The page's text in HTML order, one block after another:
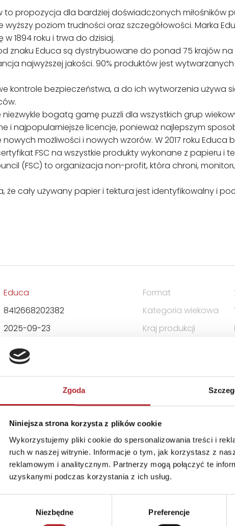
Zgoda
Niniejsza strona korzysta z plików cookie
Wykorzystujemy pliki cookie do spersonalizowania treści i
ruch w naszej witrynie. Informacje o tym, jak korzystasz z
reklamowym i analitycznym. Partnerzy mogą połączyć te
uzyskanymi podczas korzystania z ich usług.
Niezbędne Preferencje
to propozycja dla bardziej doświadczonych miłośników
wyższy poziom trudności oraz szczegółowości. Marka
1894 roku i trwa do dzisiaj.
znaku Educa są dystrybuowane do ponad 75 krajów na
najwyższej jakości. 90% produktów jest
kontrole bezpieczeństwa, a do ich wytworzenia używa
bogatą gamę puzzli dla wszystkich grup
i najpopularniejsze licencje, ponieważ najlepszym
możliwości i nowych wzorów. W 2017 roku Educa
FSC na wszystkie produkty wykonane z papieru i
(FSC) to organizacja non-profit, która chroni,
że cały używany papier i tektura jest identyfikowalny i
Educa
8412668202382
2025-09-23
Zabawki
Format
Kategoria wiekowa
Kraj produkcji
EDUCA BORRAS, S.A.U.
C/ OSONA, 1
08192
SANT QUIRZE DEL VALLES (BARCELONA)